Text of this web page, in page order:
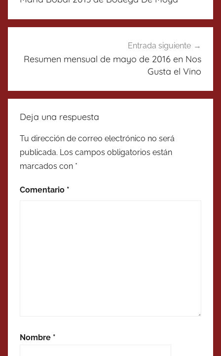
Entrada siguiente
Resumen mensual de mayo de 2016 en Nos
Gusta el Vino
Deja una respuesta
Tu dirección de correo electrónico no será
publicada. Los campos obligatorios están
marcados con *
Comentario *
Nombre *